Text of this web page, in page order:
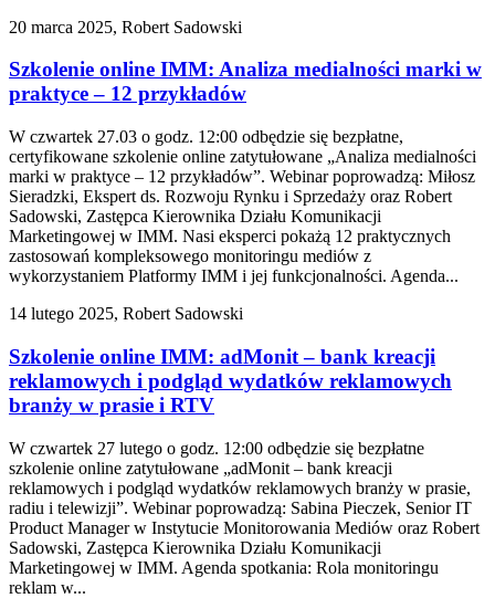
20 marca 2025, Robert Sadowski
Szkolenie online IMM: Analiza medialności marki w
praktyce – 12 przykładów
W czwartek 27.03 o godz. 12:00 odbędzie się bezpłatne,
certyfikowane szkolenie online zatytułowane „Analiza medialności
marki w praktyce – 12 przykładów”. Webinar poprowadzą: Miłosz
Sieradzki, Ekspert ds. Rozwoju Rynku i Sprzedaży oraz Robert
Sadowski, Zastępca Kierownika Działu Komunikacji
Marketingowej w IMM. Nasi eksperci pokażą 12 praktycznych
zastosowań kompleksowego monitoringu mediów z
wykorzystaniem Platformy IMM i jej funkcjonalności. Agenda...
14 lutego 2025, Robert Sadowski
Szkolenie online IMM: adMonit – bank kreacji
reklamowych i podgląd wydatków reklamowych
branży w prasie i RTV
W czwartek 27 lutego o godz. 12:00 odbędzie się bezpłatne
szkolenie online zatytułowane „adMonit – bank kreacji
reklamowych i podgląd wydatków reklamowych branży w prasie,
radiu i telewizji”. Webinar poprowadzą: Sabina Pieczek, Senior IT
Product Manager w Instytucie Monitorowania Mediów oraz Robert
Sadowski, Zastępca Kierownika Działu Komunikacji
Marketingowej w IMM. Agenda spotkania: Rola monitoringu
reklam w...